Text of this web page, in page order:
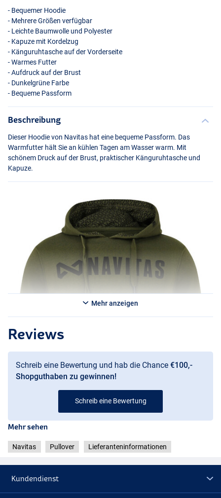
- Bequemer Hoodie
- Mehrere Größen verfügbar
- Leichte Baumwolle und Polyester
- Kapuze mit Kordelzug
- Känguruhtasche auf der Vorderseite
- Warmes Futter
- Aufdruck auf der Brust
- Dunkelgrüne Farbe
- Bequeme Passform
Beschreibung
Dieser Hoodie von Navitas hat eine bequeme Passform. Das
Warmfutter hält Sie an kühlen Tagen am Wasser warm. Mit
schönem Druck auf der Brust, praktischer Känguruhtasche und
Kapuze.
Mehr anzeigen
Reviews
Schreib eine Bewertung und hab die Chance €100,-
Shopguthaben zu gewinnen!
Schreib eine Bewertung
Mehr sehen
Navitas Pullover Lieferanteninformationen
Kundendienst